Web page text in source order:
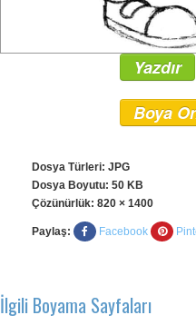
Yazdır
Boya
Dosya Türleri: JPG
Dosya Boyutu: 50 KB
Çözünürlük: 820 × 1400
Paylaş: Facebook
İlgili Boyama Sayfaları